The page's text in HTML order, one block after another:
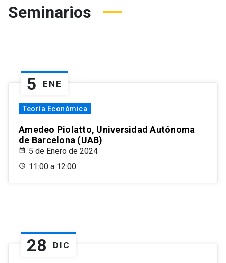
Seminarios
5 ENE
Teoría Económica
Amedeo Piolatto, Universidad Autónoma
de Barcelona (UAB)
5 de Enero de 2024
11:00 a 12:00
28 DIC